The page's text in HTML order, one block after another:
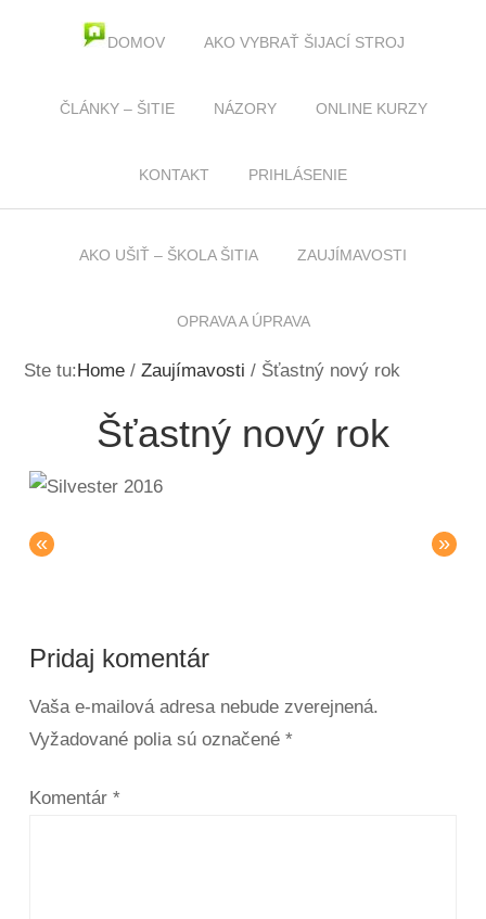
DOMOV AKO VYBRAŤ ŠIJACÍ STROJ
ČLÁNKY – ŠITIE NÁZORY ONLINE KURZY
KONTAKT PRIHLÁSENIE
KURZY ŠITIA
AKO UŠIŤ – ŠKOLA ŠITIA ZAUJÍMAVOSTI
OPRAVA A ÚPRAVA
Ste tu:Home / Zaujímavosti / Šťastný nový rok
Šťastný nový rok
« »
Pridaj komentár
Vaša e-mailová adresa nebude zverejnená.
Vyžadované polia sú označené*
Komentár*